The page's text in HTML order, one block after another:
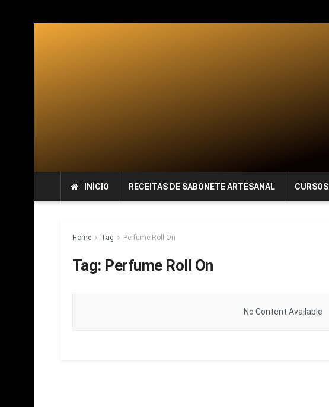
INÍCIO RECEITAS DE SABONETE ARTESANAL CURSOS
Home Tag Perfume Roll On
Tag: Perfume Roll On
No Content Available